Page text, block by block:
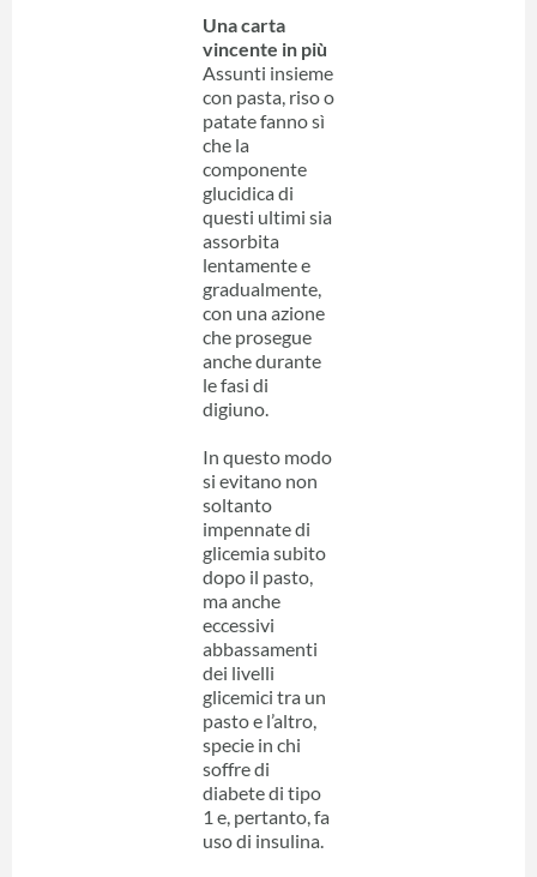
Una carta
vincente in più
Assunti insieme
con pasta, riso o
patate fanno sì
che la
componente
glucidica di
questi ultimi sia
assorbita
lentamente e
gradualmente,
con una azione
che prosegue
anche durante
le fasi di
digiuno.
In questo modo
si evitano non
soltanto
impennate di
glicemia subito
dopo il pasto,
ma anche
eccessivi
abbassamenti
dei livelli
glicemici tra un
pasto e l’altro,
specie in chi
soffre di
diabete di tipo
1 e, pertanto, fa
uso di insulina.